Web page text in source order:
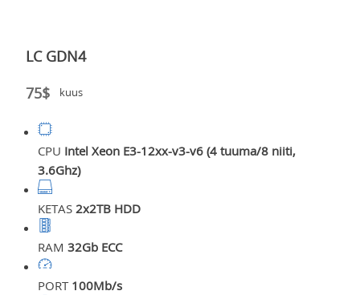
LC GDN4
75$
kuus
CPU Intel Xeon E3-12xx-v3-v6 (4 tuuma/8 niiti,
3.6Ghz)
KETAS 2x2TB HDD
RAM 32Gb ECC
PORT 100Mb/s